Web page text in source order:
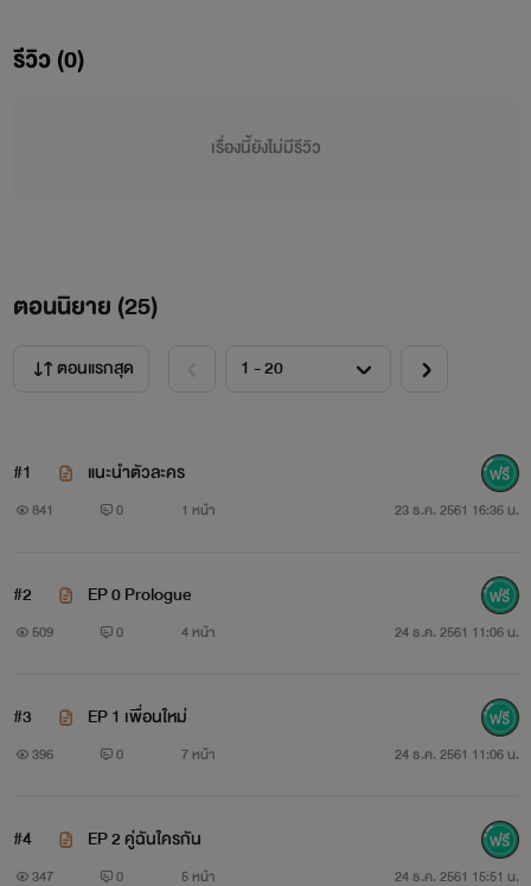
รีวิว (0)
เรื่องนี้ยังไม่มีรีวิว
ตอนนิยาย (25)
ตอนแรกสุด
#1 แนะนำตัวละคร
841 0 1 หน้า 23 ธ.ค. 2561 16:36 น.
#2 EP 0 Prologue
509 0 4 หน้า 24 ธ.ค. 2561 11:06 น.
#3 EP 1 เพื่อนใหม่
396 0 7 หน้า 24 ธ.ค. 2561 11:06 น.
#4 EP 2 คู่ฉันใครกัน
347 0 5 หน้า 24 ธ.ค. 2561 15:51 น.